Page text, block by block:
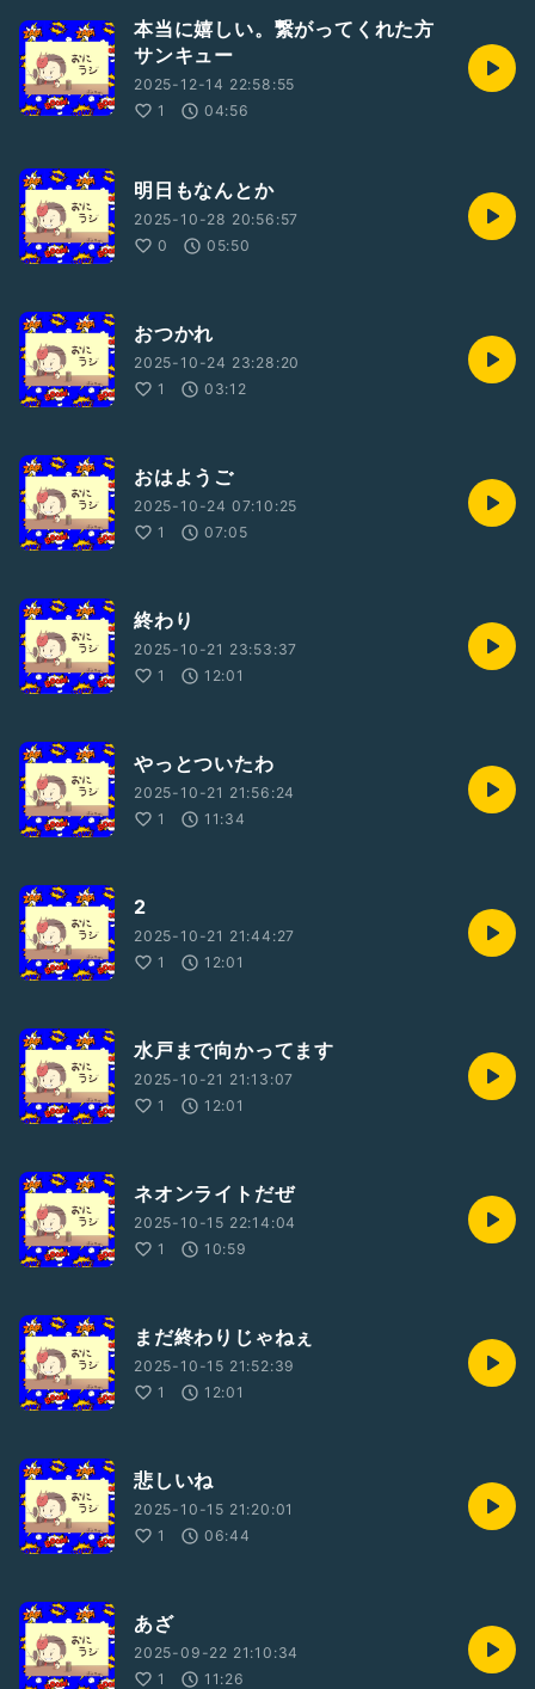
本当に嬉しい。繋がってくれた方
サンキュー
2025-12-14 22:58:55
1
04:56
明日もなんとか
2025-10-28 20:56:57
0
05:50
おつかれ
2025-10-24 23:28:20
1
03:12
おはようご
2025-10-24 07:10:25
1
07:05
終わり
2025-10-21 23:53:37
1
12:01
やっとついたわ
2025-10-21 21:56:24
1
11:34
2
2025-10-21 21:44:27
1
12:01
水戸まで向かってます
2025-10-21 21:13:07
1
12:01
ネオンライトだぜ
2025-10-15 22:14:04
1
10:59
まだ終わりじゃねぇ
2025-10-15 21:52:39
1
12:01
悲しいね
2025-10-15 21:20:01
1
06:44
あざ
2025-09-22 21:10:34
1
11:26